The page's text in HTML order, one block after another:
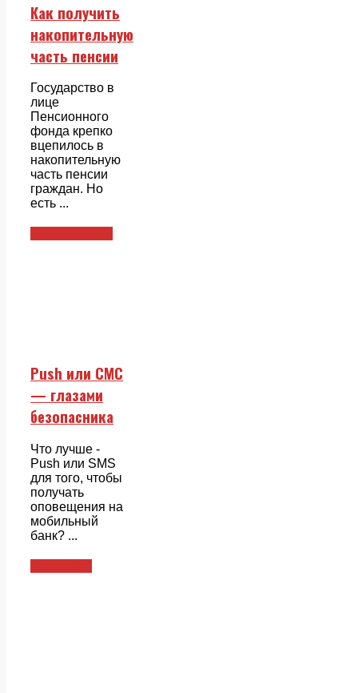
Как получить
накопительную
часть пенсии
Государство в
лице
Пенсионного
фонда крепко
вцепилось в
накопительную
часть пенсии
граждан. Но
есть ...
Push или СМС
— глазами
безопасника
Что лучше -
Push или SMS
для того, чтобы
получать
оповещения на
мобильный
банк? ...